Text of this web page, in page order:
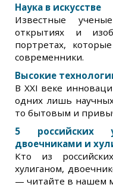
Наука в искусстве
Известные
открытиях и
портретах,
современники.
Высокие
В XXI веке
одних лишь
то бытовым и
5 российских
двоечниками и
Кто из
хулиганом,
— читайте в нашем